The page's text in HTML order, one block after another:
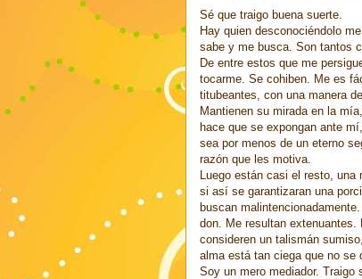
Sé que traigo buena suerte.
Hay quien desconociéndolo
sabe y me busca. Son tantos
De entre estos que me
tocarme. Se cohiben. Me es
titubeantes, con una manera
Mantienen su mirada en la
hace que se expongan ante
sea por menos de un eterno
razón que les motiva.
Luego están casi el resto, una
si así se garantizaran una
buscan
don. Me resultan
consideren un talismán
alma está tan ciega que no se
Soy un mero mediador. Traigo